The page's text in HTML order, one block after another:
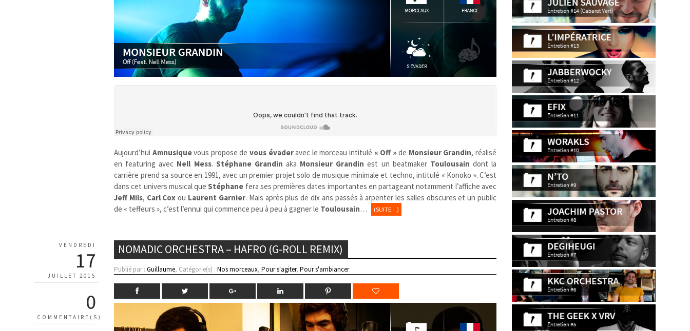
Aujourd’hui Amnusiquevous propose de vous évaderavec le morceau intitulé « Off » de Monsieur Grandin, réalisé
en featuring avec Nell Mess. Stéphane Grandin aka Monsieur Grandin est un beatmaker Toulousain dont la
carrière prend sa source en 1991, avec un premier projet solo de musique minimale et techno, intitulé « Konoko ». C’est
dans cet univers musical queStéphane fera ses premières dates importantes en partageant notamment l’affiche avec
Jeff Mils, Carl Cox ou Laurent Garnier. Mais après plus de dix ans passés à arpenter les salles obscures et un public
de « teffeurs », c’est l’ennui qui commence peu à peu à gagner le Toulousain… (SUITE…)
VENDREDI
17
JUILLET 2015
0
COMMENTAIRE(S)
NOMADIC ORCHESTRA – HAFRO (G-ROLL REMIX)
Publié par :Guillaume, Catégorie(s) :Nos morceaux,Pour s'agiter,Pour s'ambiancer